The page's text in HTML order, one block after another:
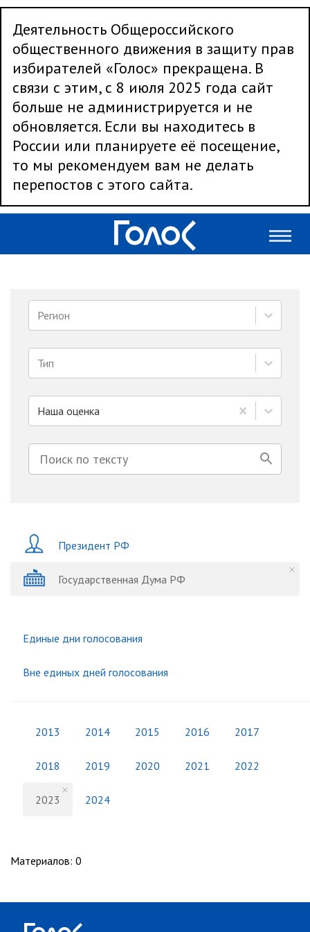
Деятельность Общероссийского
общественного движения в защиту прав
избирателей «Голос» прекращена. В
связи с этим, с 8 июля 2025 года сайт
больше не администрируется и не
обновляется. Если вы находитесь в
России или планируете её посещение,
то мы рекомендуем вам не делать
перепостов с этого сайта.
Регион
Тип
Наша оценка
Президент РФ
Государственная Дума РФ
Единые дни голосования
Вне единых дней голосования
2013 2014 2015 2016 2017
2018 2019 2020 2021 2022
2023 2024
Материалов: 0